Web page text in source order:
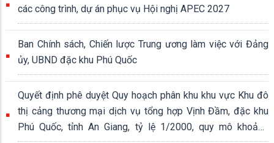
các công trình, dự án phục vụ Hội nghị APEC 2027
Ban Chính sách, Chiến lược Trung ương làm việc với Đảng
ủy, UBND đặc khu Phú Quốc
Quyết định phê duyệt Quy hoạch phân khu khu vực Khu đô
thị cảng thương mại dịch vụ tổng hợp Vịnh Đầm, đặc khu
Phú Quốc, tỉnh An Giang, tỷ lệ 1/2000, quy mô khoảng